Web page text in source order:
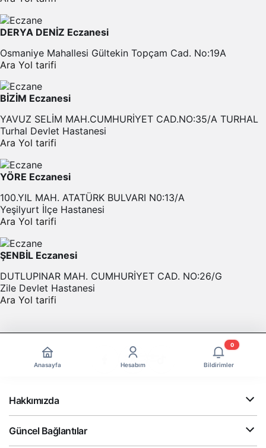
DERYA DENİZ Eczanesi
Osmaniye Mahallesi Gültekin Topçam Cad. No:19A
Ara Yol tarifi
BİZİM Eczanesi
YAVUZ SELİM MAH.CUMHURİYET CAD.NO:35/A TURHAL
Turhal Devlet Hastanesi
Ara Yol tarifi
YÖRE Eczanesi
100.YIL MAH. ATATÜRK BULVARI N0:13/A
Yeşilyurt İlçe Hastanesi
Ara Yol tarifi
ŞENBİL Eczanesi
DUTLUPINAR MAH. CUMHURİYET CAD. NO:26/G
Zile Devlet Hastanesi
Ara Yol tarifi
Anasayfa Hesabım Bildirimler
0
Hakkımızda
Güncel Bağlantılar